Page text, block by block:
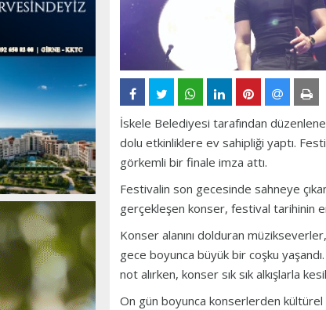
İskele Belediyesi tarafından
dolu etkinliklere ev sahipliği yaptı.
görkemli bir finale imza attı.
Festivalin son gecesinde sahneye
gerçekleşen konser, festival tarihinin
Konser alanını dolduran
gece boyunca büyük bir coşku
not alırken, konser sık sık alkışlarla
On gün boyunca konserlerden